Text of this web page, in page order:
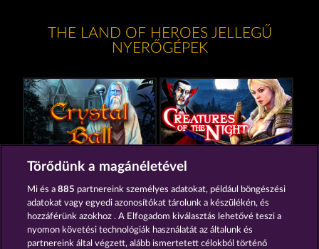
THE LAND OF HEROES JELLEGŰ
NYERŐGÉPEK
Crystal Ball Creatures of the Night
Törődünk a magánéletével
Mi és a885 partnereink személyes adatokat, például böngészési
adatokat vagy egyedi azonosítókat tárolunk a készülékén, és
hozzáférünk azokhoz . A Elfogadom kiválasztás lehetővé teszi a
nyomon követési technológiák használatát az általunk és
partnereink által végzett, alább ismertetett célokból történő